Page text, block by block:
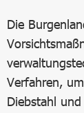
Die
Verfahren,
Diebstahl